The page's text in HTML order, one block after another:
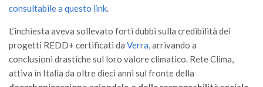
GdL Foreste, Mitigazione, Adattamento
GdL Infrastrutture, Risorse, Innovazione
GdL Boschi Vetusti
consultabile a questo link.
L’inchiesta aveva sollevato forti dubbi sulla credibilità dei
progetti REDD+ certificati da Verra, arrivando a
conclusioni drastiche sul loro valore climatico. Rete Clima,
attiva in Italia da oltre dieci anni sul fronte della